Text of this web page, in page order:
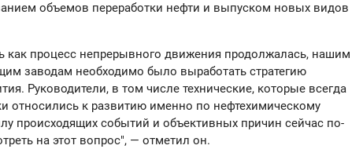
объемов переработки нефти и выпуском новых видов
как процесс непрерывного движения продолжалась, нашим
заводам необходимо было выработать стратегию
Руководители, в том числе технические, которые всегда
относились к развитию именно по нефтехимическому
происходящих событий и объективных причин сейчас по-
на этот вопрос", — отметил он.